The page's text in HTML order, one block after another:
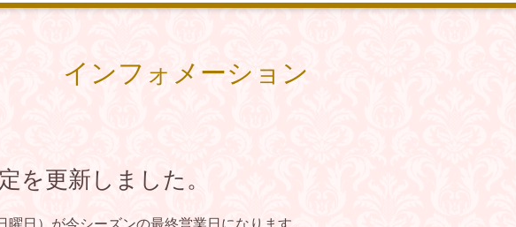
インフォメーション
を更新しました。